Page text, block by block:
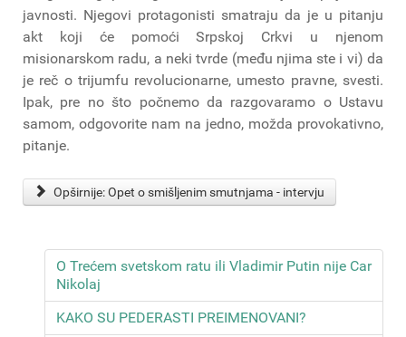
javnosti. Njegovi protagonisti smatraju da je u pitanju
akt koji će pomoći Srpskoj Crkvi u njenom
misionarskom radu, a neki tvrde (među njima ste i vi) da
je reč o trijumfu revolucionarne, umesto pravne, svesti.
Ipak, pre no što počnemo da razgovaramo o Ustavu
samom, odgovorite nam na jedno, možda provokativno,
pitanje.
Opširnije: Opet o smišljenim smutnjama - intervju
O Trećem svetskom ratu ili Vladimir Putin nije Car
Nikolaj
KAKO SU PEDERASTI PREIMENOVANI?